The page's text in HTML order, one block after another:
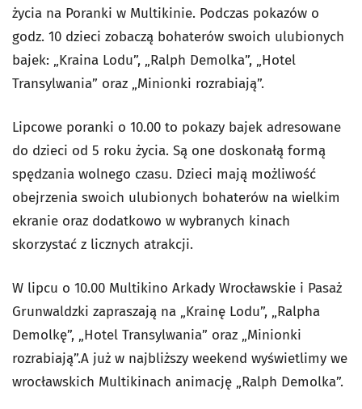
życia na Poranki w Multikinie. Podczas pokazów o
godz. 10 dzieci zobaczą bohaterów swoich ulubionych
bajek: „Kraina Lodu”, „Ralph Demolka”, „Hotel
Transylwania” oraz „Minionki rozrabiają”.
Lipcowe poranki o 10.00 to pokazy bajek adresowane
do dzieci od 5 roku życia. Są one doskonałą formą
spędzania wolnego czasu. Dzieci mają możliwość
obejrzenia swoich ulubionych bohaterów na wielkim
ekranie oraz dodatkowo w wybranych kinach
skorzystać z licznych atrakcji.
W lipcu o 10.00 Multikino Arkady Wrocławskie i Pasaż
Grunwaldzki zapraszają na „Krainę Lodu”, „Ralpha
Demolkę”, „Hotel Transylwania” oraz „Minionki
rozrabiają”.A już w najbliższy weekend wyświetlimy we
wrocławskich Multikinach animację „Ralph Demolka”.